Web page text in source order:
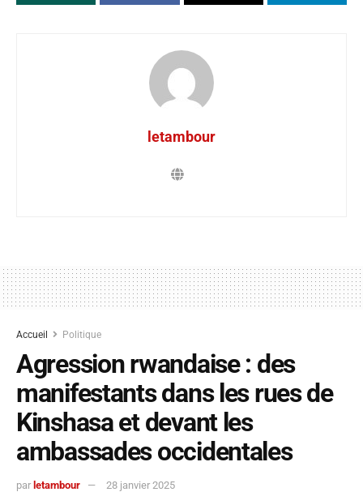
letambour
Accueil Politique
Agression rwandaise : des
manifestants dans les rues de
Kinshasa et devant les
ambassades occidentales
par letambour 28 janvier 2025